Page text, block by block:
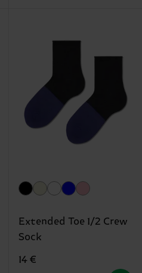
Extended Toe 1/2 Crew
Sock
14 €